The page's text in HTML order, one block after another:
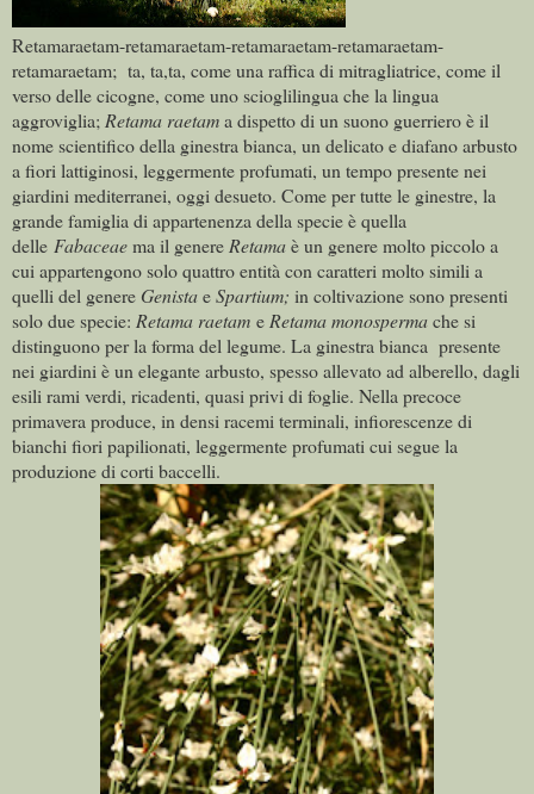
Retamaraetam-retamaraetam-retamaraetam-retamaraetam-
retamaraetam; ta, ta,ta, come una raffica di mitragliatrice, come il
verso delle cicogne, come uno scioglilingua che la lingua
aggroviglia; Retama raetama dispetto di un suono guerriero è il
nome scientifico della ginestra bianca, un delicato e diafano arbusto
a fiori lattiginosi, leggermente profumati, un tempo presente nei
giardini mediterranei, oggi desueto. Come per tutte le ginestre, la
grande famiglia di appartenenza della specie è quella
delle Fabaceaema il genere Retamaè un genere molto piccolo a
cui appartengono solo quattro entità con caratteri molto simili a
quelli del genere GenistaeSpartium; in coltivazione sono presenti
solo due specie: Retama raetam e Retama monospermache si
distinguono per la forma del legume. La ginestra bianca presente
nei giardini è un elegante arbusto, spesso allevato ad alberello, dagli
esili rami verdi, ricadenti, quasi privi di foglie. Nella precoce
primavera produce, in densi racemi terminali, infiorescenze di
bianchi fiori papilionati, leggermente profumati cui segue la
produzione di corti baccelli.